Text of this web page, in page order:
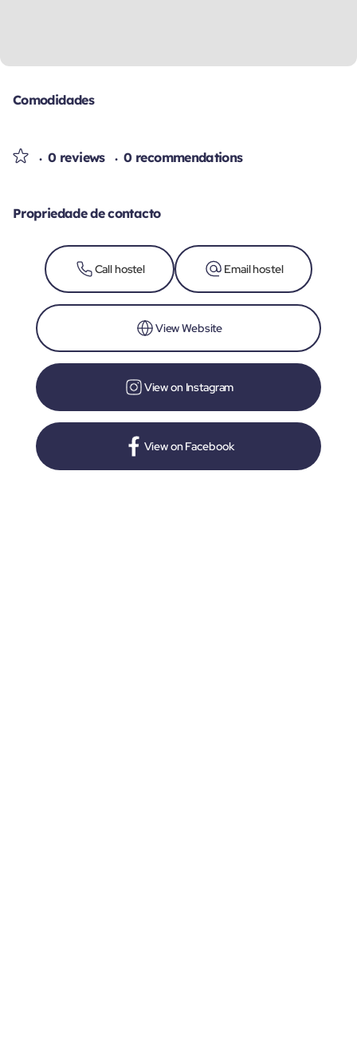
Comodidades
0 reviews 0 recommendations
Propriedade de contacto
Call hostel Email hostel
View Website
View on Instagram
View on Facebook